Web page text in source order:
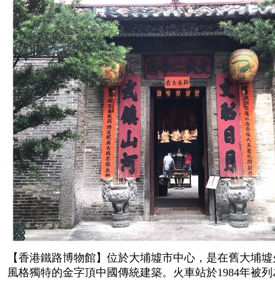
【香港鐵路博物館】位於大埔墟市中心，是在舊大埔
風格獨特的金字頂中國傳統建築。火車站於1984年被